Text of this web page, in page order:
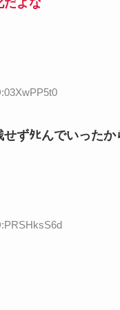
だよな
ずﾀﾋんでいったか